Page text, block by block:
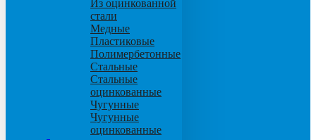
Из оцинкованной
стали
Медные
Пластиковые
Полимербетонные
Стальные
Стальные
оцинкованные
Чугунные
Чугунные
оцинкованные